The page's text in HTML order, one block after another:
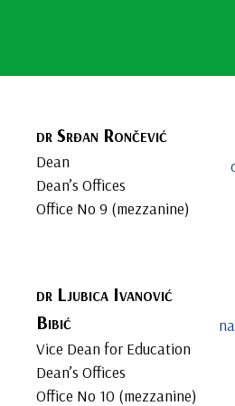
dr Srđan Rončević
Dean
Dean’s Offices
Office No 9 (mezzanine)
dr Ljubica Ivanović
Bibić
Vice Dean for Education
Dean’s Offices
Office No 10 (mezzanine)